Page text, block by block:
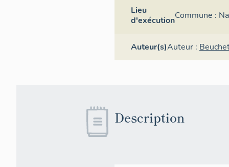
Lieu
d'exécutionCommune :
Auteur(s)Auteur :
Description